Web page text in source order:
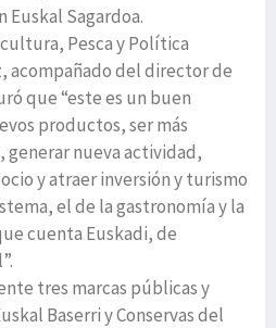
Euskal Sagardoa.
Pesca y Política
acompañado del director de
que “este es un buen
productos, ser más
nueva actividad,
y atraer inversión y turismo
el de la gastronomía y la
cuenta Euskadi, de
tres marcas públicas y
Baserri y Conservas del